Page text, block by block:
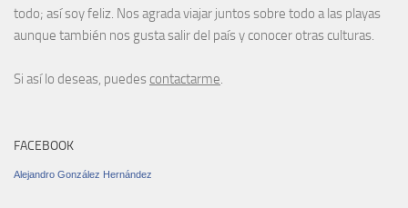
todo; así soy feliz. Nos agrada viajar juntos sobre todo a las playas
aunque también nos gusta salir del país y conocer otras culturas.
Si así lo deseas, puedes contactarme.
FACEBOOK
Alejandro González Hernández